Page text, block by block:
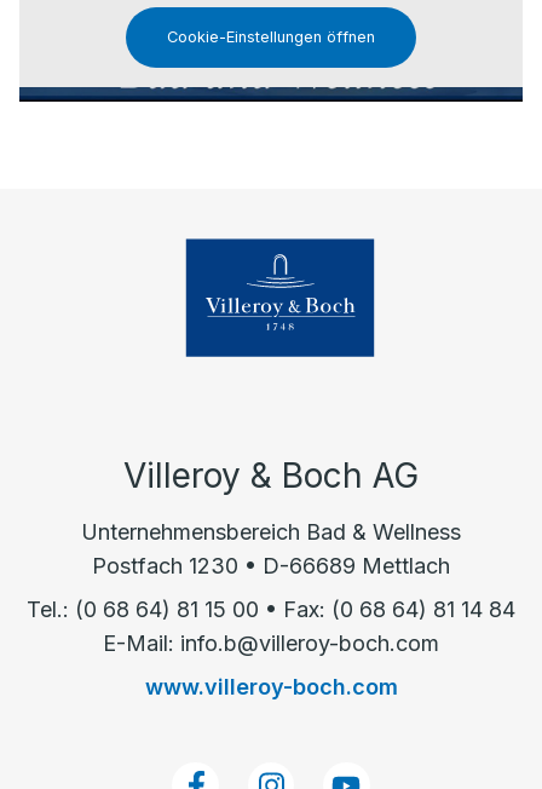
Cookie-Einstellungen öffnen
Villeroy & Boch AG
Unternehmensbereich Bad & Wellness
Postfach 1230 • D-66689 Mettlach
Tel.: (0 68 64) 81 15 00 • Fax: (0 68 64) 81 14 84
E-Mail: info.b@villeroy-boch.com
www.villeroy-boch.com